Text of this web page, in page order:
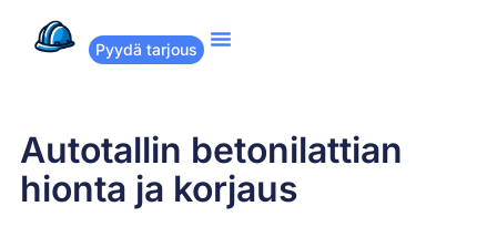
Pyydä tarjous
Autotallin betonilattian
hionta ja korjaus